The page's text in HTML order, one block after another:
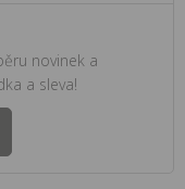
novinek a
a sleva!